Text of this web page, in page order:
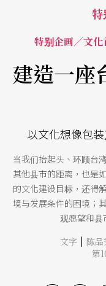
特别企画／文
建造一座
以文化想像包
当我们抬起头、环顾台
其他县市的距离，也是
的文化建设目标，还得
境与发展条件的困境；
观愿望和县
文字 | 陈品
第